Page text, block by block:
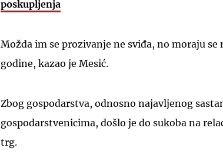
poskupljenja
Možda im se prozivanje ne sviđa, no moraju
godine, kazao je Mesić.
Zbog gospodarstva, odnosno najavljenog
gospodarstvenicima, došlo je do sukoba na
trg.